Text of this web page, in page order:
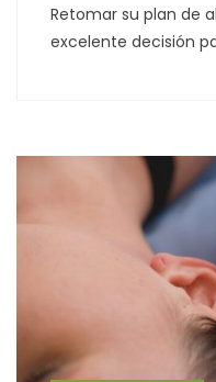
Retomar su plan de
excelente decisión